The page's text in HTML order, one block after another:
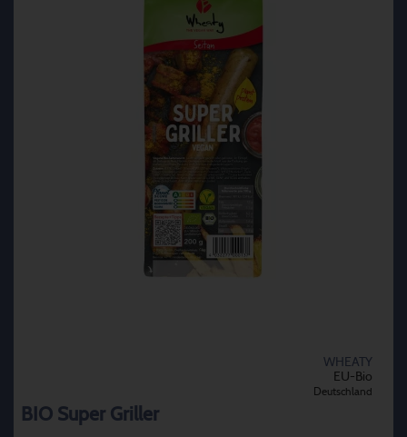
WHEATY
EU-Bio
Deutschland
BIO Super Griller